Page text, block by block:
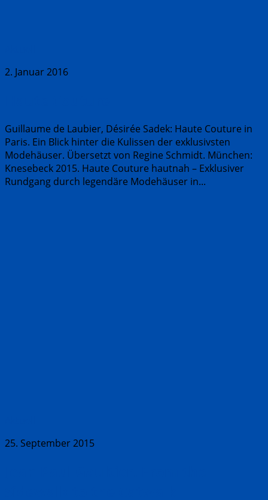
2. Januar 2016
Guillaume de Laubier, Désirée Sadek: Haute Couture in
Paris. Ein Blick hinter die Kulissen der exklusivsten
Modehäuser. Übersetzt von Regine Schmidt. München:
Knesebeck 2015. Haute Couture hautnah – Exklusiver
Rundgang durch legendäre Modehäuser in...
25. September 2015